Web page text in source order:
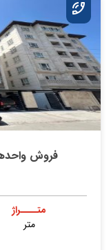
فروش
متــــراژ
متر